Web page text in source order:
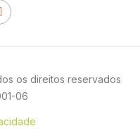
os direitos reservados
06